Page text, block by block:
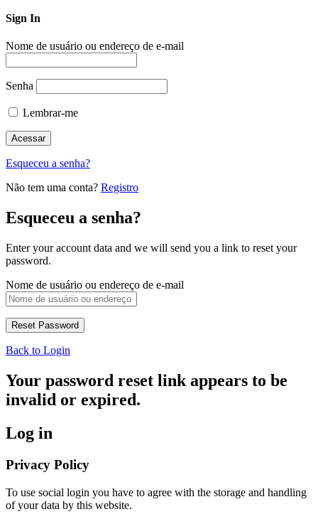
Sign In
Nome de usuário ou endereço de e-mail
Senha
Lembrar-me
Esqueceu a senha?
Não tem uma conta? Registro
Esqueceu a senha?
Enter your account data and we will send you a link to reset your
password.
Nome de usuário ou endereço de e-mail
Back to Login
Your password reset link appears to be
invalid or expired.
Log in
Privacy Policy
To use social login you have to agree with the storage and handling
of your data by this website.